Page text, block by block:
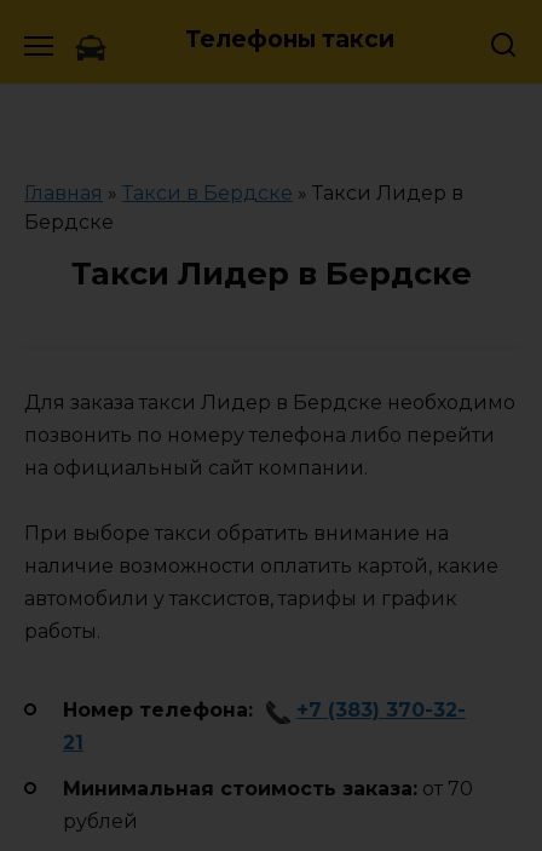
Телефоны такси
Главная » Такси в Бердске » Такси Лидер в
Бердске
Такси Лидер в Бердске
Для заказа такси Лидер в Бердске необходимо
позвонить по номеру телефона либо перейти
на официальный сайт компании.
При выборе такси обратить внимание на
наличие возможности оплатить картой, какие
автомобили у таксистов, тарифы и график
работы.
Номер телефона:
+7 (383) 370-32-
21
Минимальная стоимость заказа: от 70
рублей